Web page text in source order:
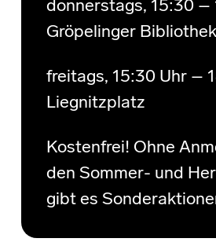
donnerstags, 15:30 –
Gröpelinger
freitags, 15:30 Uhr –
Liegnitzplatz
Kostenfrei! Ohne
den Sommer- und
gibt es